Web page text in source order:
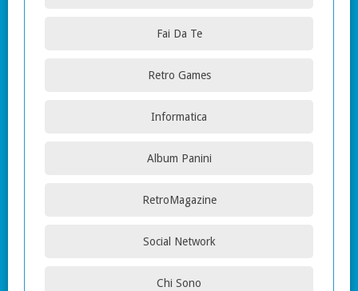
Fai Da Te
Retro Games
Informatica
Album Panini
RetroMagazine
Social Network
Chi Sono